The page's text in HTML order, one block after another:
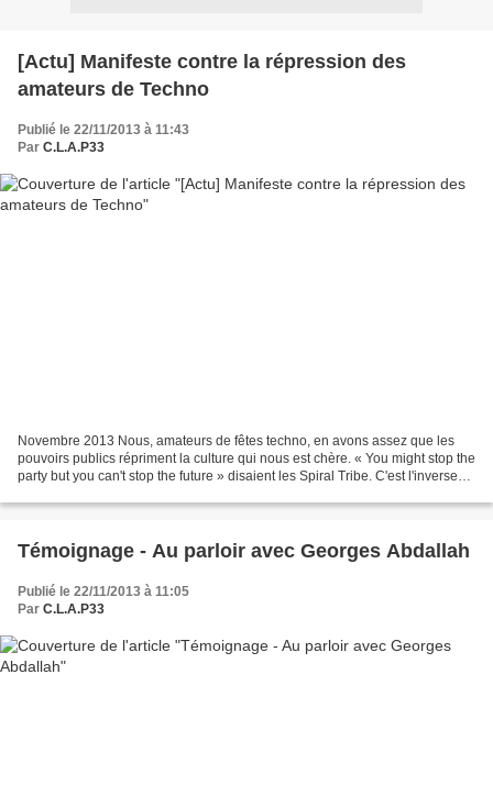
[Actu] Manifeste contre la répression des
amateurs de Techno
Publié le 22/11/2013 à 11:43
Par C.L.A.P33
Novembre 2013 Nous, amateurs de fêtes techno, en avons assez que les
pouvoirs publics répriment la culture qui nous est chère. « You might stop the
party but you can't stop the future » disaient les Spiral Tribe. C'est l'inverse
Témoignage - Au parloir avec Georges Abdallah
Publié le 22/11/2013 à 11:05
Par C.L.A.P33